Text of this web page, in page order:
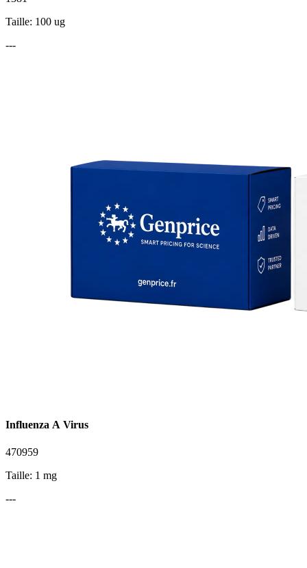
Taille: 100 ug
---
Influenza A Virus
470959
Taille: 1 mg
---